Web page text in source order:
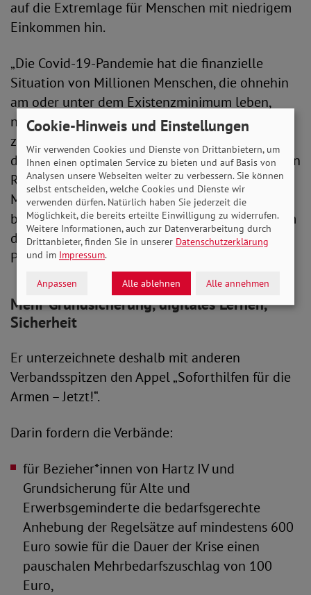
auf die Extremlage für Menschen mit niedrigem
Einkommen hin.
„Die Covid-19-Pandemie hat die finanzielle
Situation von Millionen Menschen, die ohnehin
am oder unter dem Existenzminimum leben,
noch deutlich verschärft. Wir dürfen nicht
zulassen, dass sozial benachteiligte Menschen
durch und in der Corona-Pandemie weiter an den
Rand der Gesellschaft gedrängt werden.
Menschen, die eine Grundsicherung beziehen,
brauchen jetzt einen Zuschlag von 100 Euro, um
die zusätzlichen Kosten infolge der Corona-
Pandemie bestreiten zu können.“
Mehr Grundsicherung, digitales Lernen,
Sicherheit
Er unterzeichnete deshalb mit anderen
Verbandsspitzen den Appel „Soforthilfen für die
Armen – Jetzt!“.
Darin fordern die Verbände:
für Bezieher*innen von Hartz IV und
Grundsicherung für Alte und
Erwerbsgeminderte die bedarfsgerechte
Anhebung der Regelsätze auf mindestens 600
Euro sowie für die Dauer der Krise einen
pauschalen Mehrbedarfszuschlag von 100
Euro,
Cookie-Hinweis und Einstellungen
Wir verwenden Cookies und Dienste von Drittanbietern, um
Ihnen einen optimalen Service zu bieten und auf Basis von
Analysen unsere Webseiten weiter zu verbessern. Sie können
selbst entscheiden, welche Cookies und Dienste wir
verwenden dürfen. Natürlich haben Sie jederzeit die
Möglichkeit, die bereits erteilte Einwilligung zu widerrufen.
Weitere Informationen, auch zur Datenverarbeitung durch
Drittanbieter, finden Sie in unserer Datenschutzerklärung
und im Impressum.
Anpassen Alle ablehnen Alle annehmen